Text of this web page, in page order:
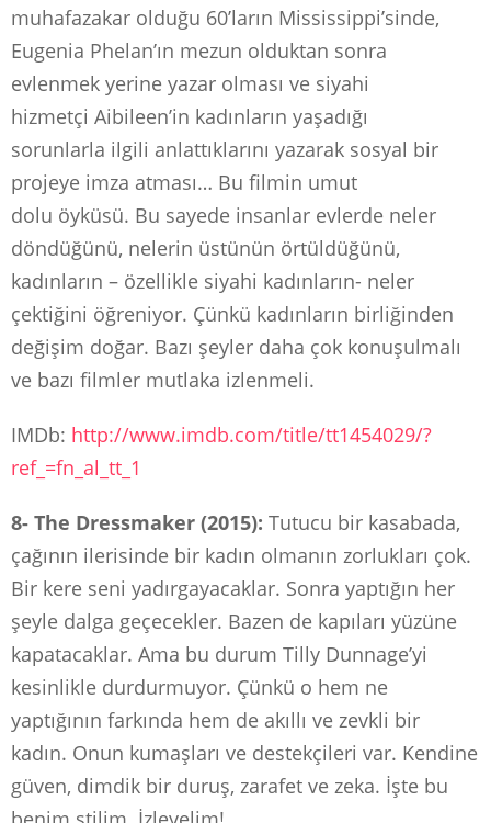
muhafazakar olduğu 60’ların Mississippi’sinde,
Eugenia Phelan’ın mezun olduktan sonra
evlenmek yerine yazar olması ve siyahi
hizmetçi Aibileen’in kadınların yaşadığı
sorunlarla ilgili anlattıklarını yazarak sosyal bir
projeye imza atması… Bu filmin umut
dolu öyküsü. Bu sayede insanlar evlerde neler
döndüğünü, nelerin üstünün örtüldüğünü,
kadınların – özellikle siyahi kadınların- neler
çektiğini öğreniyor. Çünkü kadınların birliğinden
değişim doğar. Bazı şeyler daha çok konuşulmalı
ve bazı filmler mutlaka izlenmeli.
IMDb: http://www.imdb.com/title/tt1454029/?
ref_=fn_al_tt_1
8- The Dressmaker (2015): Tutucu bir kasabada,
çağının ilerisinde bir kadın olmanın zorlukları çok.
Bir kere seni yadırgayacaklar. Sonra yaptığın her
şeyle dalga geçecekler. Bazen de kapıları yüzüne
kapatacaklar. Ama bu durum Tilly Dunnage’yi
kesinlikle durdurmuyor. Çünkü o hem ne
yaptığının farkında hem de akıllı ve zevkli bir
kadın. Onun kumaşları ve destekçileri var. Kendine
güven, dimdik bir duruş, zarafet ve zeka. İşte bu